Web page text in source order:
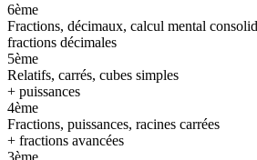
6ème
Fractions, décimaux, calcul mental
fractions décimales
5ème
Relatifs, carrés, cubes simples
+ puissances
4ème
Fractions, puissances, racines carrées
+ fractions avancées
3ème